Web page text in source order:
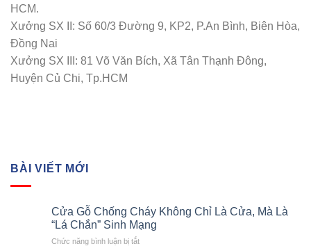
HCM.
Xưởng SX II: Số 60/3 Đường 9, KP2, P.An Bình, Biên Hòa,
Đồng Nai
Xưởng SX III: 81 Võ Văn Bích, Xã Tân Thạnh Đông,
Huyện Củ Chi, Tp.HCM
BÀI VIẾT MỚI
Cửa Gỗ Chống Cháy Không Chỉ Là Cửa, Mà Là
“Lá Chắn” Sinh Mạng
Chức năng bình luận bị tắtở